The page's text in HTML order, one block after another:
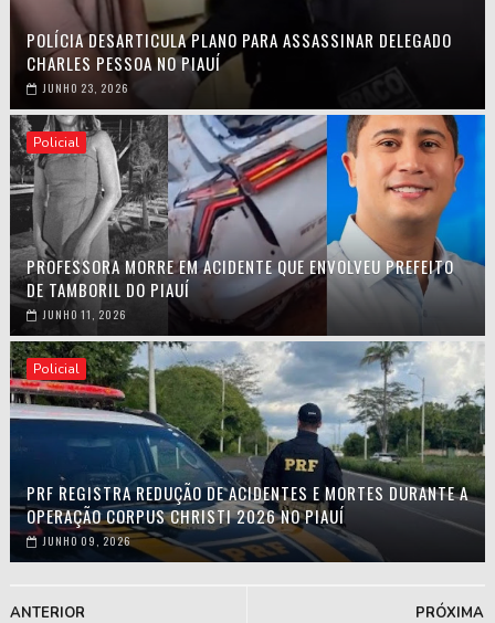
POLÍCIA DESARTICULA PLANO PARA ASSASSINAR DELEGADO
CHARLES PESSOA NO PIAUÍ
JUNHO 23, 2026
Policial
PROFESSORA MORRE EM ACIDENTE QUE ENVOLVEU PREFEITO
DE TAMBORIL DO PIAUÍ
JUNHO 11, 2026
Policial
PRF REGISTRA REDUÇÃO DE ACIDENTES E MORTES DURANTE A
OPERAÇÃO CORPUS CHRISTI 2026 NO PIAUÍ
JUNHO 09, 2026
PRÓXIMA
ANTERIOR